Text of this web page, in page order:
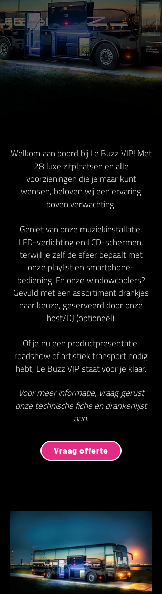
Welkom aan boord bij Le Buzz VIP! Met
28 luxe zitplaatsen en alle
voorzieningen die je maar kunt
wensen, beloven wij een ervaring
boven verwachting.
Geniet van onze muziekinstallatie,
LED-verlichting en LCD-schermen,
terwijl je zelf de sfeer bepaalt met
onze playlist en smartphone-
bediening. En onze windowcoolers?
Gevuld met een assortiment drankjes
naar keuze, geserveerd door onze
host/DJ (optioneel).
Of je nu een productpresentatie,
roadshow of artistiek transport nodig
hebt, Le Buzz VIP staat voor je klaar.
Voor meer informatie, vraag gerust
onze technische fiche en drankenlijst
aan.
Vraag offerte